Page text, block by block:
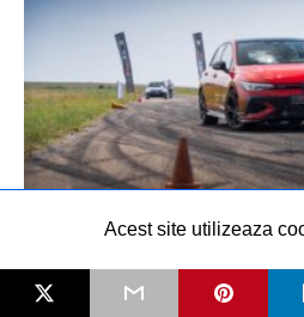
50 de ani de VW Golf
Acest site utilizeaza